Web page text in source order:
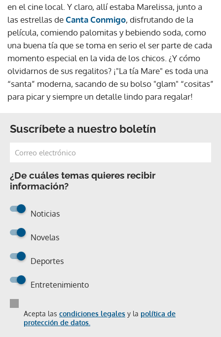
en el cine local. Y claro, allí estaba Marelissa, junto a
las estrellas deCanta Conmigo, disfrutando de la
película, comiendo palomitas y bebiendo soda, como
una buena tía que se toma en serio el ser parte de cada
momento especial en la vida de los chicos. ¿Y cómo
olvidarnos de sus regalitos? ¡"La tía Mare" es toda una
“santa” moderna, sacando de su bolso "glam" “cositas”
para picar y siempre un detalle lindo para regalar!
Suscríbete a nuestro boletín
¿De cuáles temas quieres recibir
información?
Noticias
Novelas
Deportes
Entretenimiento
Acepta las condiciones legales y la política de
protección de datos.